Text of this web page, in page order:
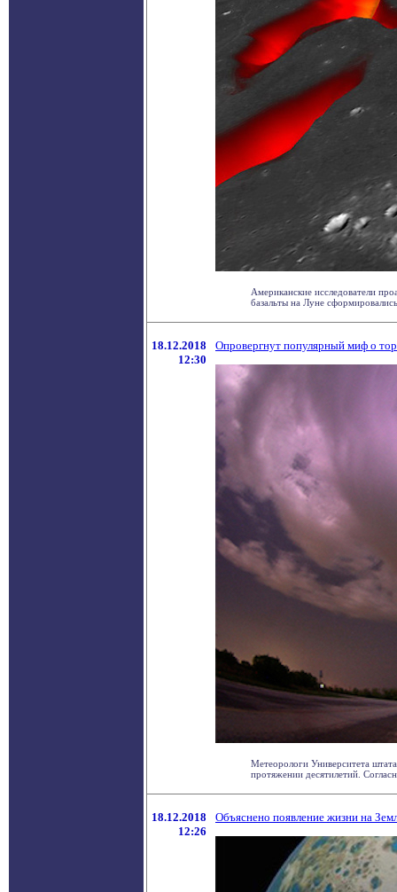
Американские исследователи
базальты на Луне
18.12.2018
12:30
Опровергнут популярный миф о
Метеорологи Университета
протяжении десятилетий.
18.12.2018
12:26
Объяснено появление жизни на